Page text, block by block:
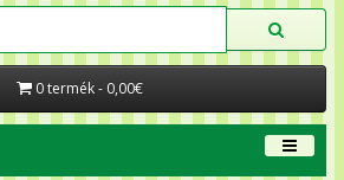
0 termék - 0,00€